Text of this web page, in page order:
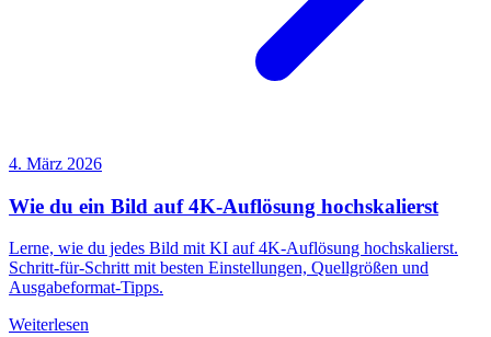
4. März 2026
Wie du ein Bild auf 4K-Auflösung hochskalierst
Lerne, wie du jedes Bild mit KI auf 4K-Auflösung hochskalierst.
Schritt-für-Schritt mit besten Einstellungen, Quellgrößen und
Ausgabeformat-Tipps.
Weiterlesen